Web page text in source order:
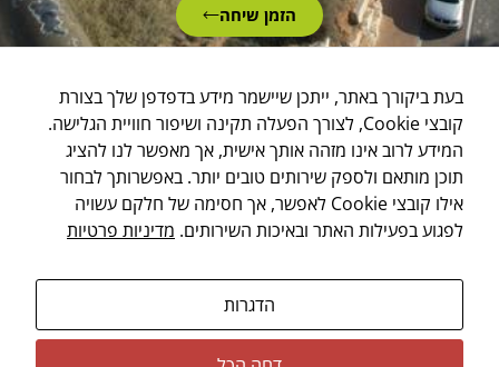
הזמן שיחה
מפת האתר מדיניות פרטיות הצהרת נגישות
2026 © All rights reserved
Powered by
Combar Digital
בעת ביקורך באתר, ייתכן שיישמר מידע בדפדפן שלך בצורת
קובצי Cookie, לצורך הפעלה תקינה ושיפור חוויית הגלישה.
המידע לרוב אינו מזהה אותך אישית, אך מאפשר לנו להציג
תוכן מותאם ולספק שירותים טובים יותר. באפשרותך לבחור
אילו קובצי Cookie לאפשר, אך חסימה של חלקם עשויה
לפגוע בפעילות האתר ובאיכות השירותים. מדיניות פרטיות
הדגרות